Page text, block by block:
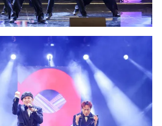
hình Việt Nam
VTV
in và báo điện tử số 483/GP-BTTTT